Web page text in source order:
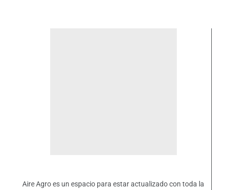
Aire Agro es un espacio para estar actualizado con toda la